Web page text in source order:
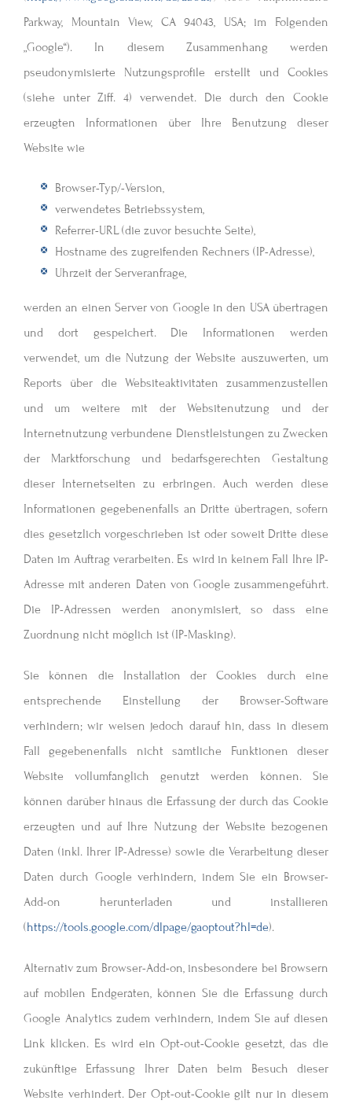
Parkway, Mountain View, CA 94043, USA; im Folgenden
„Google“). In diesem Zusammenhang werden
pseudonymisierte Nutzungsprofile erstellt und Cookies
(siehe unter Ziff. 4) verwendet. Die durch den Cookie
erzeugten Informationen über Ihre Benutzung dieser
Website wie
Browser-Typ/-Version,
verwendetes Betriebssystem,
Referrer-URL (die zuvor besuchte Seite),
Hostname des zugreifenden Rechners (IP-Adresse),
Uhrzeit der Serveranfrage,
werden an einen Server von Google in den USA übertragen
und dort gespeichert. Die Informationen werden
verwendet, um die Nutzung der Website auszuwerten, um
Reports über die Websiteaktivitäten zusammenzustellen
und um weitere mit der Websitenutzung und der
Internetnutzung verbundene Dienstleistungen zu Zwecken
der Marktforschung und bedarfsgerechten Gestaltung
dieser Internetseiten zu erbringen. Auch werden diese
Informationen gegebenenfalls an Dritte übertragen, sofern
dies gesetzlich vorgeschrieben ist oder soweit Dritte diese
Daten im Auftrag verarbeiten. Es wird in keinem Fall Ihre IP-
Adresse mit anderen Daten von Google zusammengeführt.
Die IP-Adressen werden anonymisiert, so dass eine
Zuordnung nicht möglich ist (IP-Masking).
Sie können die Installation der Cookies durch eine
entsprechende Einstellung der Browser-Software
verhindern; wir weisen jedoch darauf hin, dass in diesem
Fall gegebenenfalls nicht sämtliche Funktionen dieser
Website vollumfänglich genutzt werden können. Sie
können darüber hinaus die Erfassung der durch das Cookie
erzeugten und auf Ihre Nutzung der Website bezogenen
Daten (inkl. Ihrer IP-Adresse) sowie die Verarbeitung dieser
Daten durch Google verhindern, indem Sie ein Browser-
Add-on herunterladen und installieren
(https://tools.google.com/dlpage/gaoptout?hl=de).
Alternativ zum Browser-Add-on, insbesondere bei Browsern
auf mobilen Endgeräten, können Sie die Erfassung durch
Google Analytics zudem verhindern, indem Sie auf diesen
Link klicken. Es wird ein Opt-out-Cookie gesetzt, das die
zukünftige Erfassung Ihrer Daten beim Besuch dieser
Website verhindert. Der Opt-out-Cookie gilt nur in diesem